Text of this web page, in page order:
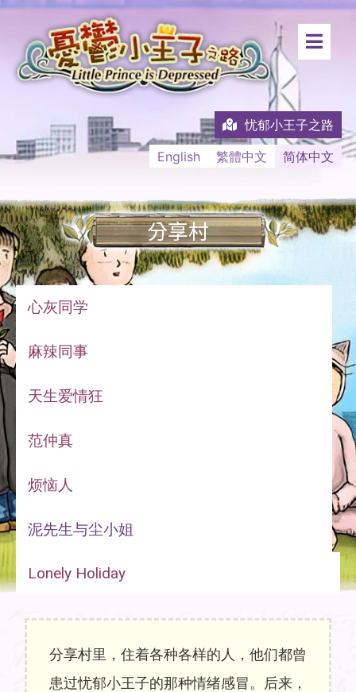
忧郁小王子之路
English
繁體中文 简体中文
分享村
心灰同学
麻辣同事
天生爱情狂
范仲真
烦恼人
泥先生与尘小姐
Lonely Holiday
分享村里，住着各种各样的人，他们都曾
患过忧郁小王子的那种情绪感冒。后来，